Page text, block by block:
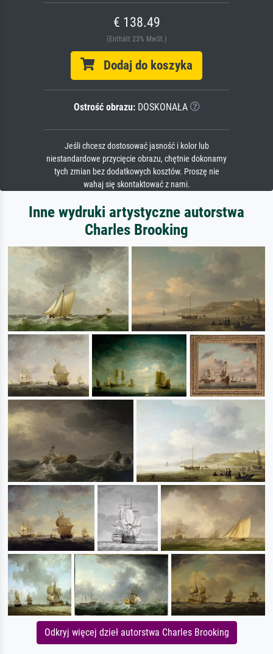
€ 138.49
(Enthält 23% MwSt.)
Dodaj do koszyka
Ostrość obrazu:DOSKONAŁA
Jeśli chcesz dostosować jasność i kolor lub
niestandardowe przycięcie obrazu, chętnie dokonamy
tych zmian bez dodatkowych kosztów. Proszę nie
wahaj się skontaktować z nami.
Inne wydruki artystyczne autorstwa
Charles Brooking
Odkryj więcej dzieł autorstwa Charles Brooking